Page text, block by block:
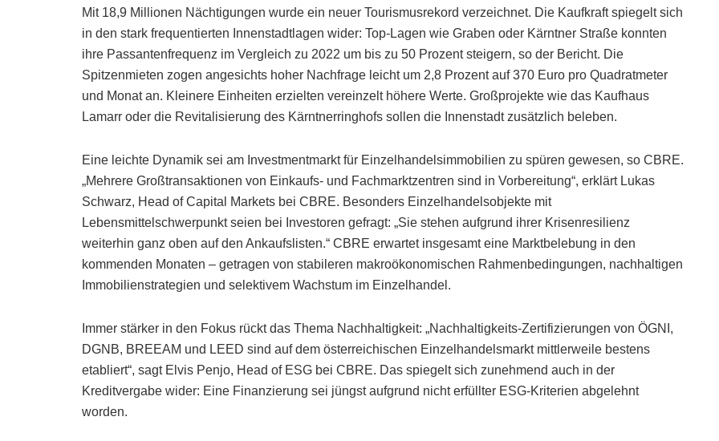
Mit 18,9 Millionen Nächtigungen wurde ein neuer Tourismusrekord verzeichnet. Die Kaufkraft spiegelt sich
in den stark frequentierten Innenstadtlagen wider: Top-Lagen wie Graben oder Kärntner Straße konnten
ihre Passantenfrequenz im Vergleich zu 2022 um bis zu 50 Prozent steigern, so der Bericht. Die
Spitzenmieten zogen angesichts hoher Nachfrage leicht um 2,8 Prozent auf 370 Euro pro Quadratmeter
und Monat an. Kleinere Einheiten erzielten vereinzelt höhere Werte. Großprojekte wie das Kaufhaus
Lamarr oder die Revitalisierung des Kärntnerringhofs sollen die Innenstadt zusätzlich beleben.
Eine leichte Dynamik sei am Investmentmarkt für Einzelhandelsimmobilien zu spüren gewesen, so CBRE.
„Mehrere Großtransaktionen von Einkaufs- und Fachmarktzentren sind in Vorbereitung“, erklärt Lukas
Schwarz, Head of Capital Markets bei CBRE. Besonders Einzelhandelsobjekte mit
Lebensmittelschwerpunkt seien bei Investoren gefragt: „Sie stehen aufgrund ihrer Krisenresilienz
weiterhin ganz oben auf den Ankaufslisten.“ CBRE erwartet insgesamt eine Marktbelebung in den
kommenden Monaten – getragen von stabileren makroökonomischen Rahmenbedingungen, nachhaltigen
Immobilienstrategien und selektivem Wachstum im Einzelhandel.
Immer stärker in den Fokus rückt das Thema Nachhaltigkeit: „Nachhaltigkeits-Zertifizierungen von ÖGNI,
DGNB, BREEAM und LEED sind auf dem österreichischen Einzelhandelsmarkt mittlerweile bestens
etabliert“, sagt Elvis Penjo, Head of ESG bei CBRE. Das spiegelt sich zunehmend auch in der
Kreditvergabe wider: Eine Finanzierung sei jüngst aufgrund nicht erfüllter ESG-Kriterien abgelehnt
worden.